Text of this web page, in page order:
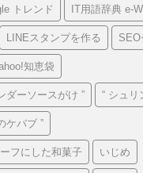
トレンド IT用語辞典 e-
LINEスタンプを作る SEO
知恵袋
ダーソースがけ ” “ シュリ
ケバブ ”
フにした和菓子 いじめ